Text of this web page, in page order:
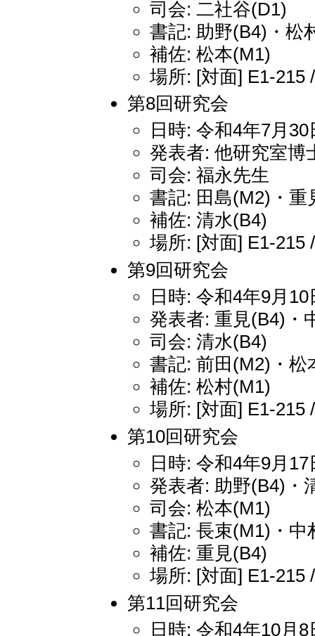
司会: 二社谷(D1)
書記: 助野(B4)・松
補佐: 松本(M1)
場所: [対面] E1-215
第8回研究会
日時: 令和4年7月
発表者: 他研究室博
司会: 福永先生
書記: 田島(M2)・重
補佐: 清水(B4)
場所: [対面] E1-215
第9回研究会
日時: 令和4年9月
発表者: 重見(B4)・
司会: 清水(B4)
書記: 前田(M2)・松
補佐: 松村(M1)
場所: [対面] E1-215
第10回研究会
日時: 令和4年9月
発表者: 助野(B4)・
司会: 松本(M1)
書記: 長束(M1)・中
補佐: 重見(B4)
場所: [対面] E1-215
第11回研究会
日時: 令和4年10月